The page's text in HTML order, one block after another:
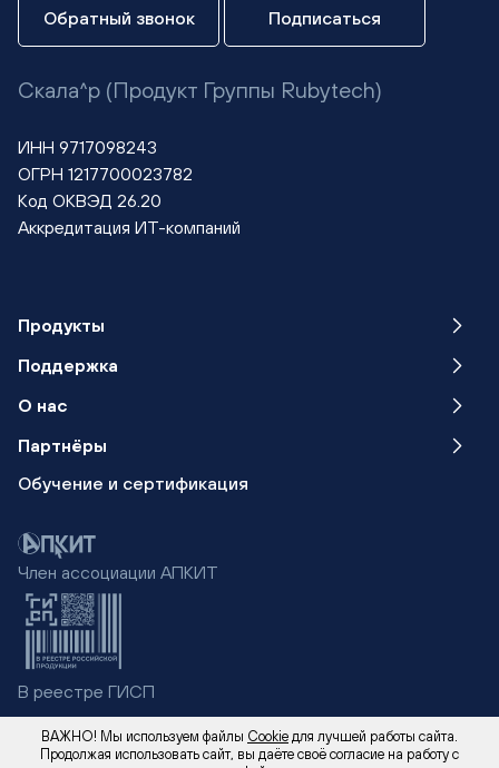
Обратный звонок Подписаться
Скала^р (Продукт Группы Rubytech)
ИНН 9717098243
ОГРН 1217700023782
Код ОКВЭД 26.20
Аккредитация ИТ-компаний
Продукты
Поддержка
О нас
Партнёры
Обучение и сертификация
Член ассоциации АПКИТ
В реестре ГИСП
ВАЖНО! Мы используем файлы Cookie для лучшей работы сайта.
Продолжая использовать сайт, вы даёте своё согласие на работу с